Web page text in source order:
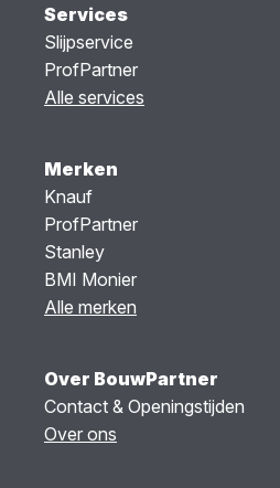
Services
Slijpservice
ProfPartner
Alle services
Merken
Knauf
ProfPartner
Stanley
BMI Monier
Alle merken
Over BouwPartner
Contact & Openingstijden
Over ons